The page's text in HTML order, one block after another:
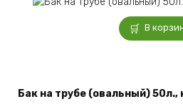
В
Бак на трубе (овальный)